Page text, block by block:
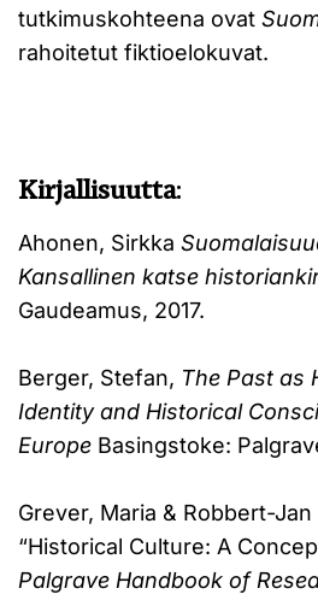
tutkimuskohteena ovat
rahoitetut fiktioelokuvat.
Kirjallisuutta:
Ahonen, Sirkka
Kansallinen katse
Gaudeamus, 2017.
Berger, Stefan, The Past as
Identity and Historical
Europe Basingstoke:
Grever, Maria & Robbert-
“Historical Culture: A
Palgrave Handbook of